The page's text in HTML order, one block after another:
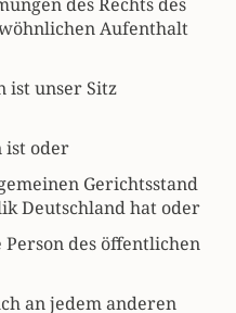
Aufenthalt
ist unser Sitz
ist oder
Gerichtsstand
Deutschland hat oder
des öffentlichen
an jedem anderen